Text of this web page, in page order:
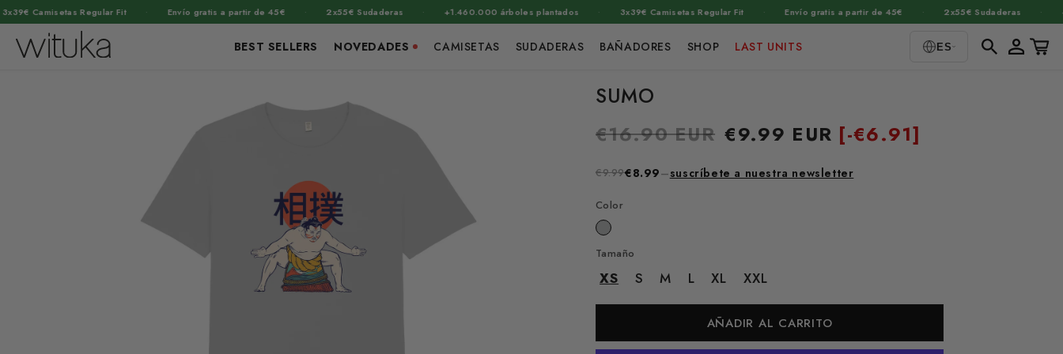
Camisetas Regular Fit · Envío gratis a partir de 45€ · 2x55€ Sudaderas · +1.460.000 árboles plantados · 3x39€ Camisetas Regular Fit · Envío gratis a partir de 45€ · 2x55€ Sudaderas ·
BEST SELLERS NOVEDADES CAMISETAS SUDADERAS BAÑADORES SHOP LAST UNITS ES Iniciar
sesiónCarrito
del producto
ventana
SUMO
Precio
€16.90 EUR Precio
oferta
€9.99 EUR [-€6.91]
€9.99€8.99–suscríbete a nuestra newsletter
Tamaño
XS S M L XL XXL
Color
AÑADIR AL CARRITO